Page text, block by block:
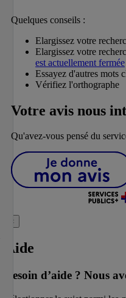
Quelques conseils :
Elargissez votre
Elargissez votre
est actuellement fermée
Essayez d'autres mots
Vérifiez l'orthographe
Votre avis nous
Qu'avez-vous pensé du
×
Aide
Besoin d’aide ? Nous